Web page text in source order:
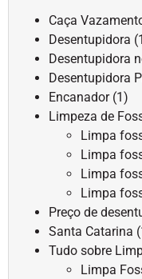
Caça
Desentupidora
Desentupidora
Desentupidora
Encanador(1)
Limpeza de
Limpa
Limpa
Limpa
Limpa
Preço de
Santa Catarina
Tudo sobre
Limpa